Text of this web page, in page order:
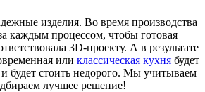
изделия. Во время производства
каждым процессом, чтобы готовая
3D-проекту. А в результате
или классическая кухня будет
и будет стоить недорого. Мы учитываем
лучшее решение!